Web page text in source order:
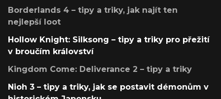
Borderlands 4 – tipy a triky, jak najít ten
nejlepší loot
Hollow Knight: Silksong – tipy a triky pro přežití
v broučím království
Kingdom Come: Deliverance 2 – tipy a triky
Nioh 3 – tipy a triky, jak se postavit démonům v